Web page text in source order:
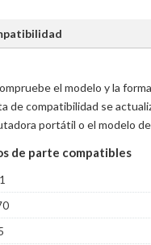
el modelo y la
de compatibilidad se
portátil o el modelo
de parte compatibles